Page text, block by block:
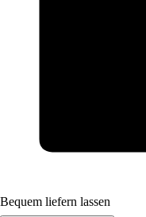
Bequem liefern lassen